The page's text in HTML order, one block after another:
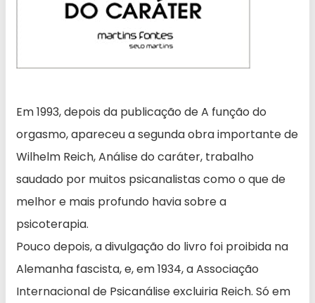
Em 1993, depois da publicação de A função do
orgasmo, apareceu a segunda obra importante de
Wilhelm Reich, Análise do caráter, trabalho
saudado por muitos psicanalistas como o que de
melhor e mais profundo havia sobre a
psicoterapia.
Pouco depois, a divulgação do livro foi proibida na
Alemanha fascista, e, em 1934, a Associação
Internacional de Psicanálise excluiria Reich. Só em